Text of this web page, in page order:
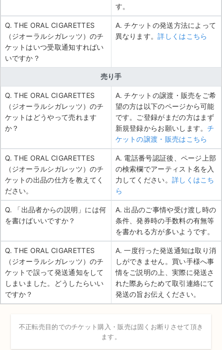
す。
Q. THE ORAL CIGARETTES
（ジオーラルシガレッツ）のチ
ケットはいつ受取通知すればい
いですか？
A. チケットの発送方法によって
異なります。詳しくはこちら
売り手
Q. THE ORAL CIGARETTES
（ジオーラルシガレッツ）のチ
ケットはどうやって売れます
か？
A. チケットの譲渡・販売をご希
望の方は以下のページから可能
です。ご登録がまだの方はまず
新規登録からお願いします。チ
ケットの譲渡・販売はこちら
Q. THE ORAL CIGARETTES
（ジオーラルシガレッツ）のチ
ケットの出品の仕方を教えてく
ださい。
A. 電話番号認証後、ページ上部
の検索欄でアーティスト名を入
力してください。 詳しくはこち
ら
Q. 「出品者からの説明」には何
を書けばいいですか？
A. 出品のご事情や受け渡し時の
条件、発券時の手数料の有無等
を書かれる方が多いようです。
Q. THE ORAL CIGARETTES
（ジオーラルシガレッツ）のチ
ケットで誤って発送通知をして
しまいました。どうしたらいい
ですか？
A. 一度行った発送通知は取り消
しができません。買い手様へ事
情をご説明の上、実際に発送さ
れた際あらためて取引連絡にて
発送の旨お伝えください。
不正転売目的でのチケット購入・販売は固くお断りさせて頂き
ます。